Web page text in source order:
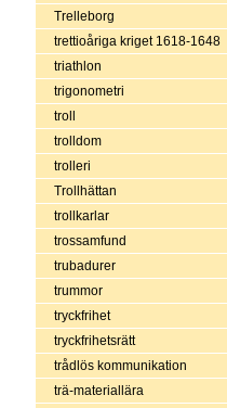
Trelleborg
trettioåriga kriget 1618-1648
triathlon
trigonometri
troll
trolldom
trolleri
Trollhättan
trollkarlar
trossamfund
trubadurer
trummor
tryckfrihet
tryckfrihetsrätt
trådlös kommunikation
trä-materiallära